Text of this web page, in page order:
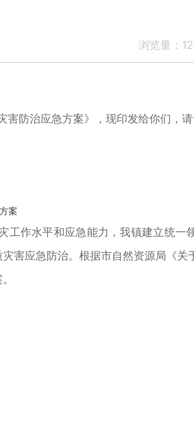
浏览量：
防治应急方案》，现印发给你们，请
案
作水平和应急能力，我镇建立统一
害应急防治。根据市自然资源局《关